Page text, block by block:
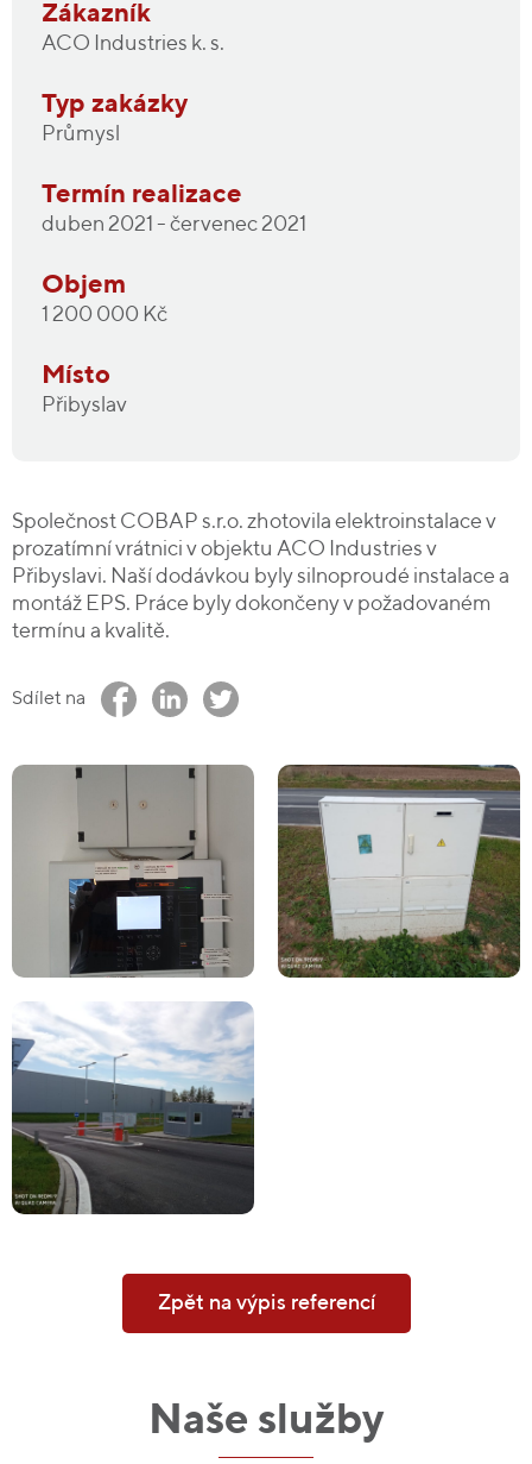
Zákazník
ACO Industries k. s.
Typ zakázky
Průmysl
Termín realizace
duben 2021 - červenec 2021
Objem
1 200 000 Kč
Místo
Přibyslav
Společnost COBAP s.r.o. zhotovila elektroinstalace v
prozatímní vrátnici v objektu ACO Industries v
Přibyslavi. Naší dodávkou byly silnoproudé instalace a
montáž EPS. Práce byly dokončeny v požadovaném
termínu a kvalitě.
Sdílet na
Zpět na výpis referencí
Naše služby